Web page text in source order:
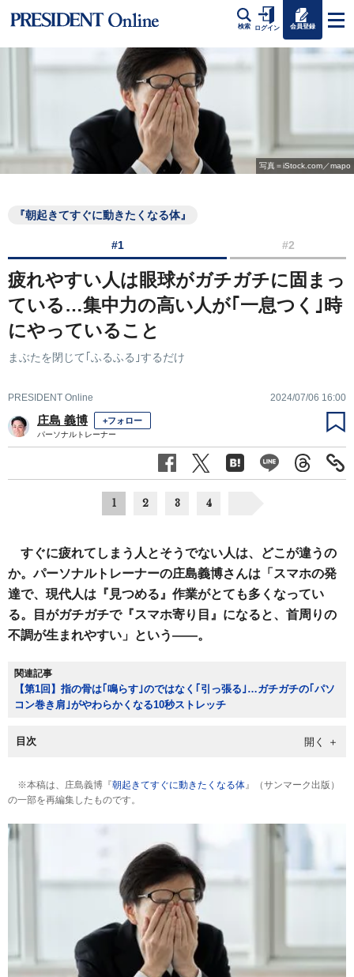
検索 ログイン 会員登録
写真＝iStock.com／mapo
『朝起きてすぐに動きたくなる体』
#1 #2
疲れやすい人は眼球がガチガチに固まっ
ている…集中力の高い人が｢一息つく｣時
にやっていること
まぶたを閉じて｢ふるふる｣するだけ
PRESIDENT Online 2024/07/06 16:00
庄島 義博 +フォロー
パーソナルトレーナー
1 2 3 4
すぐに疲れてしまう人とそうでない人は、どこが違うの
か。パーソナルトレーナーの庄島義博さんは「スマホの発
達で、現代人は『見つめる』作業がとても多くなってい
る。目がガチガチで『スマホ寄り目』になると、首周りの
不調が生まれやすい」という――。
関連記事
【第1回】指の骨は｢鳴らす｣のではなく｢引っ張る｣…ガチガチの｢パソ
コン巻き肩｣がやわらかくなる10秒ストレッチ
目次
※本稿は、庄島義博『朝起きてすぐに動きたくなる体 』（サンマーク出版）
の一部を再編集したものです。